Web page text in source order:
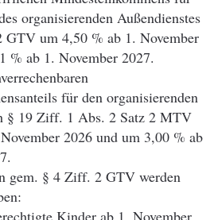
organisierenden Außendienstes
um 4,50 % ab 1. November
% ab 1. November 2027.
für den organisierenden
§ 19 Ziff. 1 Abs. 2 Satz 2 MTV
2026 und um 3,00 % ab
gem. § 4 Ziff. 2 GTV werden